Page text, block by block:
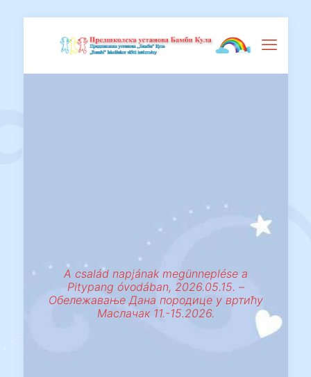
A család napjának megünneplése a
Pitypang óvodában, 2026.05.15. –
Обележавање Дана породице у вртићу
Маслачак 11.-15.2026.